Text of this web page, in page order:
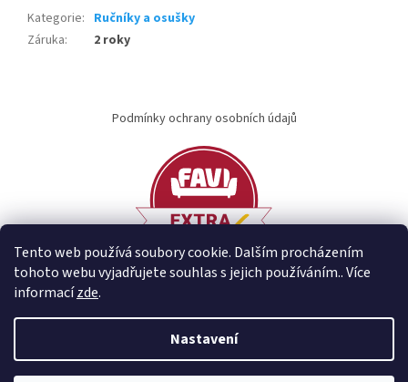
Tento web používá soubory cookie. Dalším procházením
tohoto webu vyjadřujete souhlas s jejich používáním.. Více
informacízde.
Nastavení
Kategorie: Ručníky a osušky
Záruka: 2 roky
Podmínky ochrany osobních údajů